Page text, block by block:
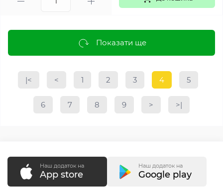
Показати ще
|< < 1 2 3 4 5
6 7 8 9 > >|
Наш додаток на
App store
Наш додаток на
Google play